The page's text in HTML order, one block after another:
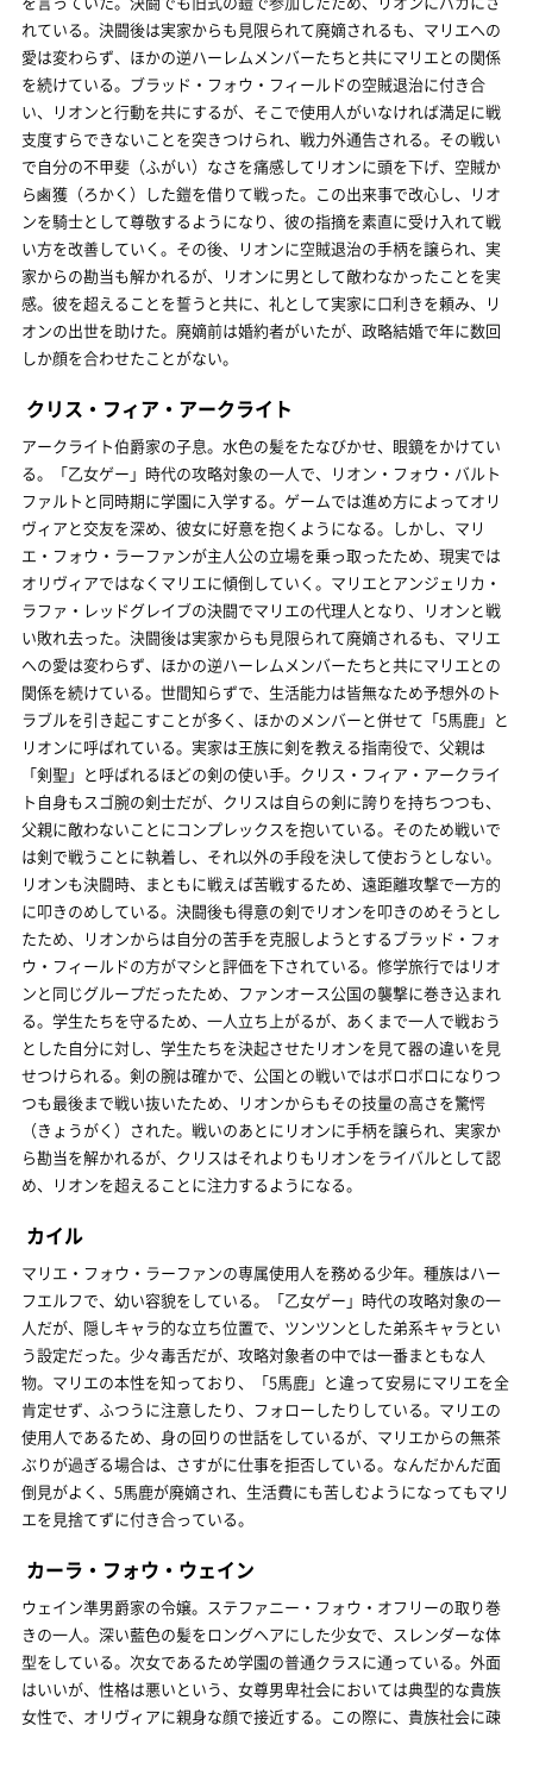
れている。決闘後は実家からも見限られて廃嫡されるも、マリエへの
愛は変わらず、ほかの逆ハーレムメンバーたちと共にマリエとの関係
を続けている。ブラッド・フォウ・フィールドの空賊退治に付き合
い、リオンと行動を共にするが、そこで使用人がいなければ満足に戦
支度すらできないことを突きつけられ、戦力外通告される。その戦い
で自分の不甲斐（ふがい）なさを痛感してリオンに頭を下げ、空賊か
ら鹵獲（ろかく）した鎧を借りて戦った。この出来事で改心し、リオ
ンを騎士として尊敬するようになり、彼の指摘を素直に受け入れて戦
い方を改善していく。その後、リオンに空賊退治の手柄を譲られ、実
家からの勘当も解かれるが、リオンに男として敵わなかったことを実
感。彼を超えることを誓うと共に、礼として実家に口利きを頼み、リ
オンの出世を助けた。廃嫡前は婚約者がいたが、政略結婚で年に数回
しか顔を合わせたことがない。
クリス・フィア・アークライト
アークライト伯爵家の子息。水色の髪をたなびかせ、眼鏡をかけてい
る。「乙女ゲー」時代の攻略対象の一人で、リオン・フォウ・バルト
ファルトと同時期に学園に入学する。ゲームでは進め方によってオリ
ヴィアと交友を深め、彼女に好意を抱くようになる。しかし、マリ
エ・フォウ・ラーファンが主人公の立場を乗っ取ったため、現実では
オリヴィアではなくマリエに傾倒していく。マリエとアンジェリカ・
ラファ・レッドグレイブの決闘でマリエの代理人となり、リオンと戦
い敗れ去った。決闘後は実家からも見限られて廃嫡されるも、マリエ
への愛は変わらず、ほかの逆ハーレムメンバーたちと共にマリエとの
関係を続けている。世間知らずで、生活能力は皆無なため予想外のト
ラブルを引き起こすことが多く、ほかのメンバーと併せて「5馬鹿」と
リオンに呼ばれている。実家は王族に剣を教える指南役で、父親は
「剣聖」と呼ばれるほどの剣の使い手。クリス・フィア・アークライ
ト自身もスゴ腕の剣士だが、クリスは自らの剣に誇りを持ちつつも、
父親に敵わないことにコンプレックスを抱いている。そのため戦いで
は剣で戦うことに執着し、それ以外の手段を決して使おうとしない。
リオンも決闘時、まともに戦えば苦戦するため、遠距離攻撃で一方的
に叩きのめしている。決闘後も得意の剣でリオンを叩きのめそうとし
たため、リオンからは自分の苦手を克服しようとするブラッド・フォ
ウ・フィールドの方がマシと評価を下されている。修学旅行ではリオ
ンと同じグループだったため、ファンオース公国の襲撃に巻き込まれ
る。学生たちを守るため、一人立ち上がるが、あくまで一人で戦おう
とした自分に対し、学生たちを決起させたリオンを見て器の違いを見
せつけられる。剣の腕は確かで、公国との戦いではボロボロになりつ
つも最後まで戦い抜いたため、リオンからもその技量の高さを驚愕
（きょうがく）された。戦いのあとにリオンに手柄を譲られ、実家か
ら勘当を解かれるが、クリスはそれよりもリオンをライバルとして認
め、リオンを超えることに注力するようになる。
カイル
マリエ・フォウ・ラーファンの専属使用人を務める少年。種族はハー
フエルフで、幼い容貌をしている。「乙女ゲー」時代の攻略対象の一
人だが、隠しキャラ的な立ち位置で、ツンツンとした弟系キャラとい
う設定だった。少々毒舌だが、攻略対象者の中では一番まともな人
物。マリエの本性を知っており、「5馬鹿」と違って安易にマリエを全
肯定せず、ふつうに注意したり、フォローしたりしている。マリエの
使用人であるため、身の回りの世話をしているが、マリエからの無茶
ぶりが過ぎる場合は、さすがに仕事を拒否している。なんだかんだ面
倒見がよく、5馬鹿が廃嫡され、生活費にも苦しむようになってもマリ
エを見捨てずに付き合っている。
カーラ・フォウ・ウェイン
ウェイン準男爵家の令嬢。ステファニー・フォウ・オフリーの取り巻
きの一人。深い藍色の髪をロングヘアにした少女で、スレンダーな体
型をしている。次女であるため学園の普通クラスに通っている。外面
はいいが、性格は悪いという、女尊男卑社会においては典型的な貴族
女性で、オリヴィアに親身な顔で接近する。この際に、貴族社会に疎